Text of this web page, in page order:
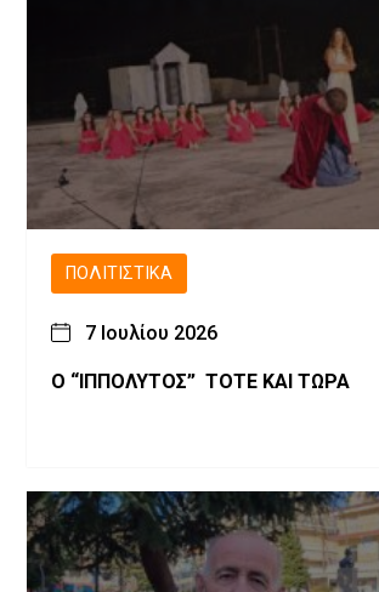
ΠΟΛΙΤΙΣΤΙΚΆ
7 Ιουλίου 2026
Ο “ΙΠΠΟΛΥΤΟΣ” ΤΟΤΕ ΚΑΙ ΤΩΡΑ